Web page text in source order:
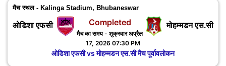
मैच स्थल - Kalinga Stadium, Bhubaneswar
ओडिशा एफसी मोहम्मडन एस.सी
Completed
मैच का समय - शुक्रवार अप्रैल
17, 2026 07:30 PM
ओडिशा एफसी vs मोहम्मडन एस.सी मैच पूर्वावलोकन